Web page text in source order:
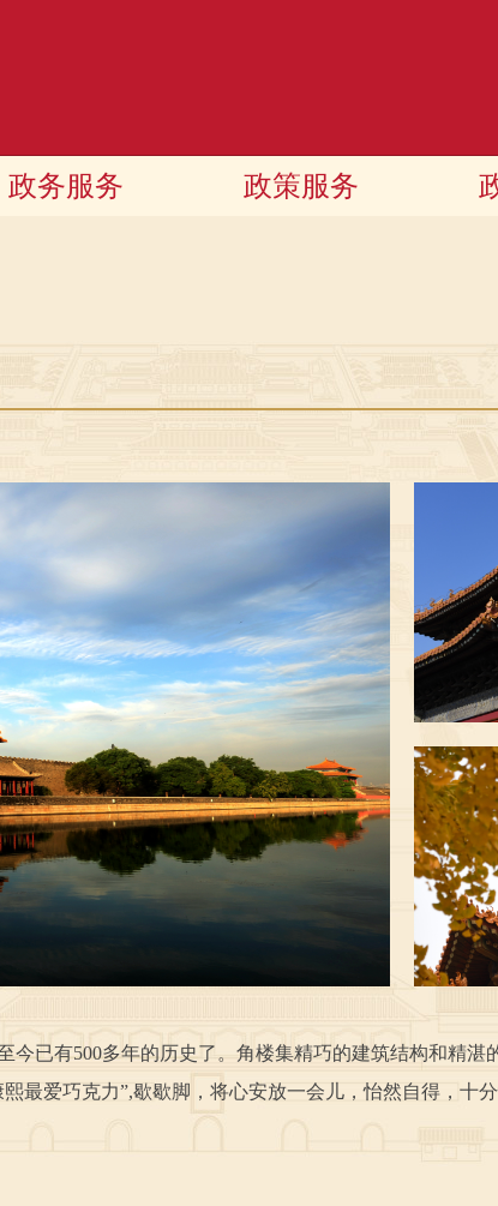
政务服务 政策服务
已有500多年的历史了。角楼集精巧的建筑结构和精
最爱巧克力”,歇歇脚，将心安放一会儿，怡然自得，十分